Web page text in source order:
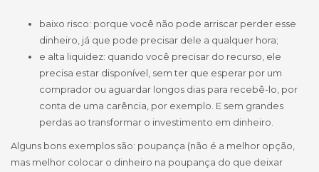
baixo risco: porque você não pode arriscar perder esse
dinheiro, já que pode precisar dele a qualquer hora;
e alta liquidez: quando você precisar do recurso, ele
precisa estar disponível, sem ter que esperar por um
comprador ou aguardar longos dias para recebê-lo, por
conta de uma carência, por exemplo. E sem grandes
perdas ao transformar o investimento em dinheiro.
Alguns bons exemplos são: poupança (não é a melhor opção,
mas melhor colocar o dinheiro na poupança do que deixar